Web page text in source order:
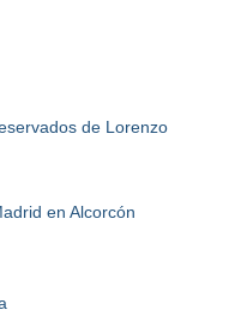
de Lorenzo
en Alcorcón